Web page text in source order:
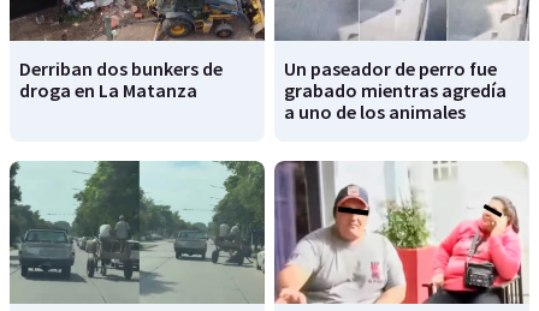
Derriban dos bunkers de
droga en La Matanza
Un paseador de perro fue
grabado mientras agredía
a uno de los animales